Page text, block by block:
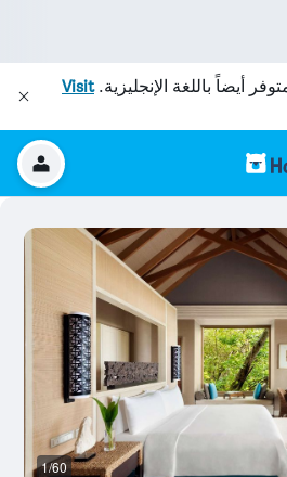
أيضاً باللغة الإنجليزية.Visit
1/60